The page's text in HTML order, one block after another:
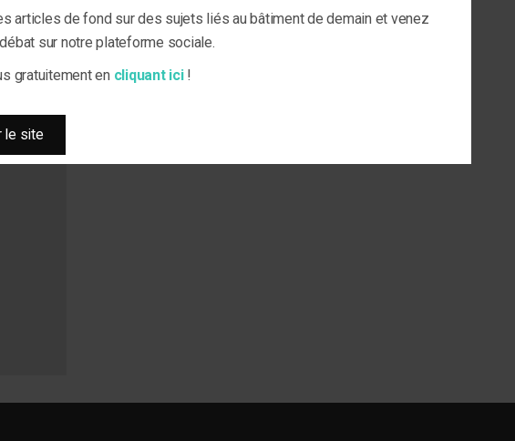
articles de fond sur des sujets liés au bâtiment de demain et venez
sur notre plateforme sociale.
gratuitement en cliquant ici!
le site